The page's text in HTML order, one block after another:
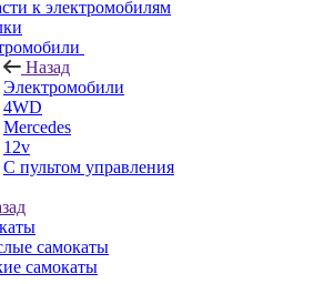
к электромобилям
Назад
Электромобили
4WD
Mercedes
12v
С пультом управления
самокаты
самокаты